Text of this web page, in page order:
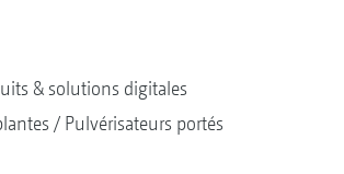
& solutions digitales
Pulvérisateurs portés